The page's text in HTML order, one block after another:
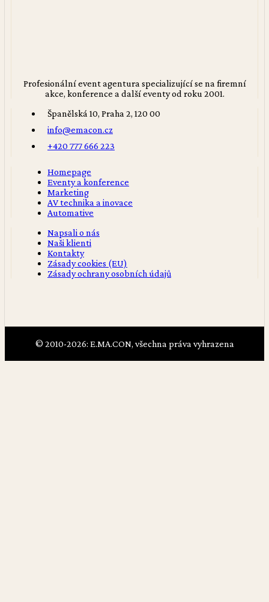
Profesionální event agentura specializující se na firemní
akce, konference a další eventy od roku 2001.
Španělská 10, Praha 2, 120 00
info@emacon.cz
+420 777 666 223
Homepage
Eventy a konference
Marketing
AV technika a inovace
Automative
Napsali o nás
Naši klienti
Kontakty
Zásady cookies (EU)
Zásady ochrany osobních údajů
© 2010-2026: E.MA.CON, všechna práva vyhrazena